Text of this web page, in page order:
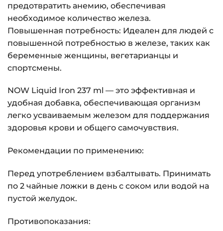
предотвратить анемию, обеспечивая
необходимое количество железа.
Повышенная потребность: Идеален для людей с
повышенной потребностью в железе, таких как
беременные женщины, вегетарианцы и
спортсмены.
NOW Liquid Iron 237 ml — это эффективная и
удобная добавка, обеспечивающая организм
легко усваиваемым железом для поддержания
здоровья крови и общего самочувствия.
Рекомендации по применению:
Перед употреблением взбалтывать. Принимать
по 2 чайные ложки в день с соком или водой на
пустой желудок.
Противопоказания: